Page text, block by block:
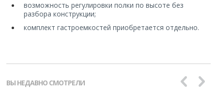
возможность регулировки полки по высоте без
разбора конструкции;
комплект гастроемкостей приобретается отдельно.
ВЫ НЕДАВНО СМОТРЕЛИ